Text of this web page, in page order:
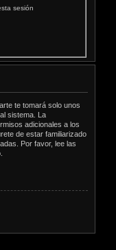
sesión
te tomará solo unos
sistema. La
adicionales a los
de estar familiarizado
Por favor, lee las